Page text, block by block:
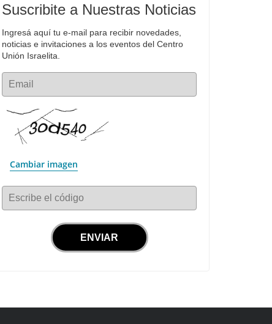
Suscribite a Nuestras Noticias
Ingresá aquí tu e-mail para recibir novedades,
noticias e invitaciones a los eventos del Centro
Unión Israelita.
Email
Cambiar imagen
Escribe el código